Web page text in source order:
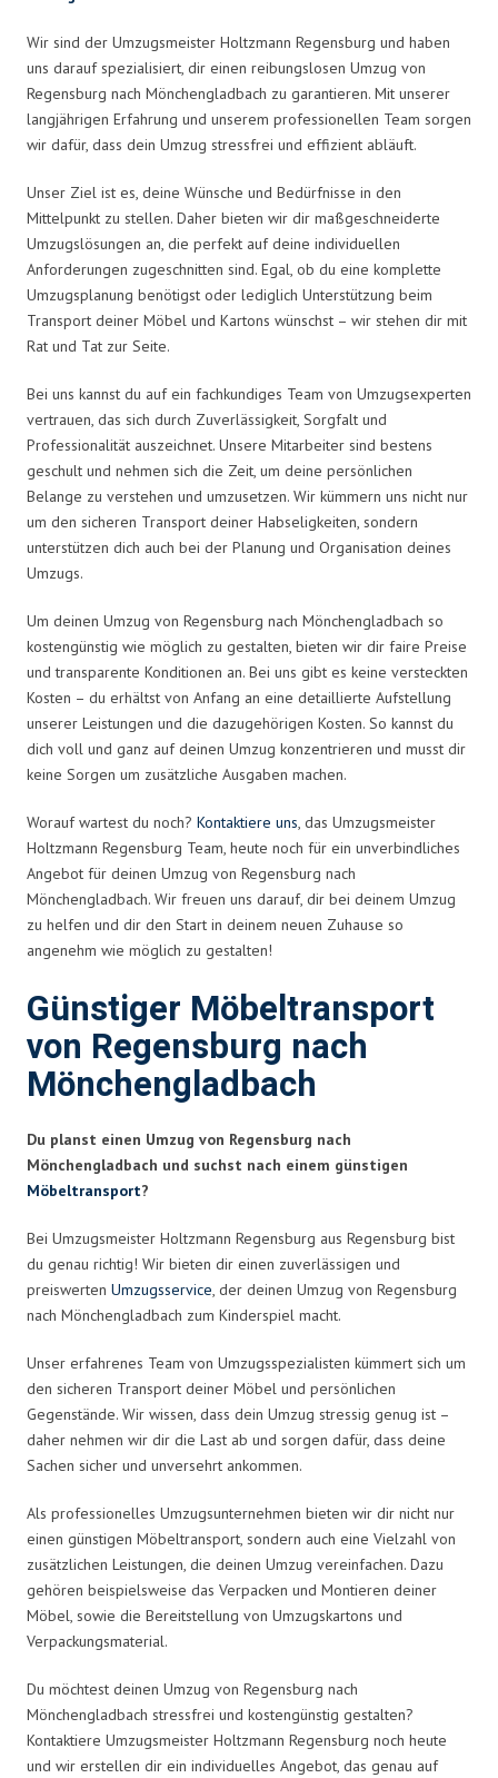
Wir sind der Umzugsmeister Holtzmann Regensburg und haben
uns darauf spezialisiert, dir einen reibungslosen Umzug von
Regensburg nach Mönchengladbach zu garantieren. Mit unserer
langjährigen Erfahrung und unserem professionellen Team sorgen
wir dafür, dass dein Umzug stressfrei und effizient abläuft.
Unser Ziel ist es, deine Wünsche und Bedürfnisse in den
Mittelpunkt zu stellen. Daher bieten wir dir maßgeschneiderte
Umzugslösungen an, die perfekt auf deine individuellen
Anforderungen zugeschnitten sind. Egal, ob du eine komplette
Umzugsplanung benötigst oder lediglich Unterstützung beim
Transport deiner Möbel und Kartons wünschst – wir stehen dir mit
Rat und Tat zur Seite.
Bei uns kannst du auf ein fachkundiges Team von Umzugsexperten
vertrauen, das sich durch Zuverlässigkeit, Sorgfalt und
Professionalität auszeichnet. Unsere Mitarbeiter sind bestens
geschult und nehmen sich die Zeit, um deine persönlichen
Belange zu verstehen und umzusetzen. Wir kümmern uns nicht nur
um den sicheren Transport deiner Habseligkeiten, sondern
unterstützen dich auch bei der Planung und Organisation deines
Umzugs.
Um deinen Umzug von Regensburg nach Mönchengladbach so
kostengünstig wie möglich zu gestalten, bieten wir dir faire Preise
und transparente Konditionen an. Bei uns gibt es keine versteckten
Kosten – du erhältst von Anfang an eine detaillierte Aufstellung
unserer Leistungen und die dazugehörigen Kosten. So kannst du
dich voll und ganz auf deinen Umzug konzentrieren und musst dir
keine Sorgen um zusätzliche Ausgaben machen.
Worauf wartest du noch? Kontaktiere uns, das Umzugsmeister
Holtzmann Regensburg Team, heute noch für ein unverbindliches
Angebot für deinen Umzug von Regensburg nach
Mönchengladbach. Wir freuen uns darauf, dir bei deinem Umzug
zu helfen und dir den Start in deinem neuen Zuhause so
angenehm wie möglich zu gestalten!
Günstiger Möbeltransport
von Regensburg nach
Mönchengladbach
Du planst einen Umzug von Regensburg nach
Mönchengladbach und suchst nach einem günstigen
Möbeltransport?
Bei Umzugsmeister Holtzmann Regensburg aus Regensburg bist
du genau richtig! Wir bieten dir einen zuverlässigen und
preiswerten Umzugsservice, der deinen Umzug von Regensburg
nach Mönchengladbach zum Kinderspiel macht.
Unser erfahrenes Team von Umzugsspezialisten kümmert sich um
den sicheren Transport deiner Möbel und persönlichen
Gegenstände. Wir wissen, dass dein Umzug stressig genug ist –
daher nehmen wir dir die Last ab und sorgen dafür, dass deine
Sachen sicher und unversehrt ankommen.
Als professionelles Umzugsunternehmen bieten wir dir nicht nur
einen günstigen Möbeltransport, sondern auch eine Vielzahl von
zusätzlichen Leistungen, die deinen Umzug vereinfachen. Dazu
gehören beispielsweise das Verpacken und Montieren deiner
Möbel, sowie die Bereitstellung von Umzugskartons und
Verpackungsmaterial.
Du möchtest deinen Umzug von Regensburg nach
Mönchengladbach stressfrei und kostengünstig gestalten?
Kontaktiere Umzugsmeister Holtzmann Regensburg noch heute
und wir erstellen dir ein individuelles Angebot, das genau auf